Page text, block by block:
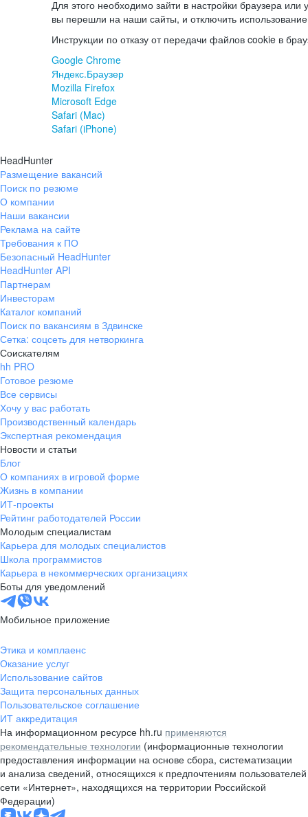
Для этого необходимо зайти в настройки браузера или
вы перешли на наши сайты, и отключить
Инструкции по отказу от передачи файлов cookie в
Google Chrome
Яндекс.Браузер
Mozilla Firefox
Microsoft Edge
Safari (Mac)
Safari (iPhone)
HeadHunter
Размещение вакансий
Поиск по резюме
О компании
Наши вакансии
Реклама на сайте
Требования к ПО
Безопасный HeadHunter
HeadHunter API
Партнерам
Инвесторам
Каталог компаний
Поиск по вакансиям в Здвинске
Сетка: соцсеть для нетворкинга
Соискателям
hh PRO
Готовое резюме
Все сервисы
Хочу у вас работать
Производственный календарь
Экспертная рекомендация
Новости и статьи
Блог
О компаниях в игровой форме
Жизнь в компании
ИТ-проекты
Рейтинг работодателей России
Молодым специалистам
Карьера для молодых специалистов
Школа программистов
Карьера в некоммерческих организациях
Боты для уведомлений
Мобильное приложение
Этика и комплаенс
Оказание услуг
Использование сайтов
Защита персональных данных
Пользовательское соглашение
ИТ аккредитация
На информационном ресурсе hh.ru применяются
рекомендательные технологии (информационные технологии
предоставления информации на основе сбора, систематизации
и анализа сведений, относящихся к предпочтениям пользователей
сети «Интернет», находящихся на территории Российской
Федерации)